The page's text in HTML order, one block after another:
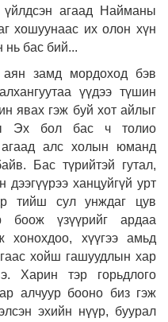
агаад Найманы
хошуунаас их олон хүн
нь бас бий...
замд мордоход бэв
үүдээ түшин
явах гэж буй хот айлыг
Эх бол бас ч толио
агаад алс холын юманд
Бас түрийтэй гутал,
ханцуйгүй урт
тийш сул унждаг цув
боож үзүүрийг ардаа
хүүгээ амьд
хойш гашуудлын хар
Харин тэр горьдлого
алчуур бооно биз гэж
эхийн нүүр, буурал